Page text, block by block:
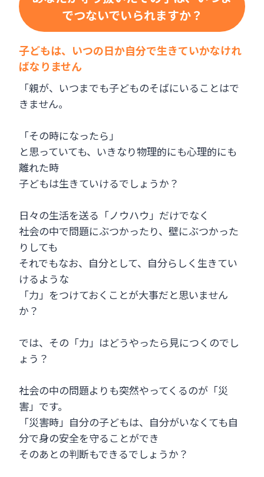
でつないでいられますか？
子どもは、いつの日か自分で生きていかなけれ
ばなりません
「親が、いつまでも子どものそばにいることはで
きません。
「その時になったら」
と思っていても、いきなり物理的にも心理的にも
離れた時
子どもは生きていけるでしょうか？
日々の生活を送る「ノウハウ」だけでなく
社会の中で問題にぶつかったり、壁にぶつかった
りしても
それでもなお、自分として、自分らしく生きてい
けるような
「力」をつけておくことが大事だと思いません
か？
では、その「力」はどうやったら見につくのでし
ょう？
社会の中の問題よりも突然やってくるのが「災
害」です。
「災害時」自分の子どもは、自分がいなくても自
分で身の安全を守ることができ
そのあとの判断もできるでしょうか？